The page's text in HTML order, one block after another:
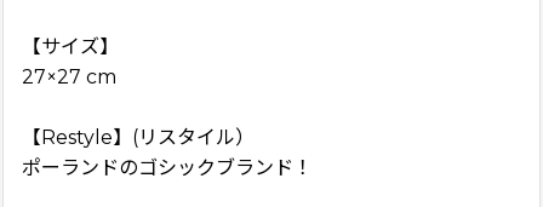
【サイズ】
27×27 cm
【Restyle】(リスタイル）
ポーランドのゴシックブランド！